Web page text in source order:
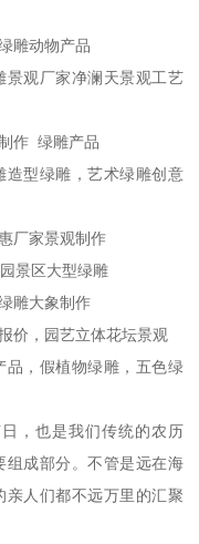
雕动物产品
景观厂家净澜天景观工艺
作 绿雕产品
造型绿雕，艺术绿雕创意
厂家景观制作
景区大型绿雕
雕大象制作
价，园艺立体花坛景观
品，假植物绿雕，五色绿
，也是我们传统的农历
组成部分。不管是远在海
亲人们都不远万里的汇聚